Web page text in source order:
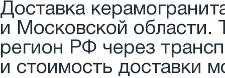
Доставка
и Московской области.
регион РФ через
и стоимость доставки